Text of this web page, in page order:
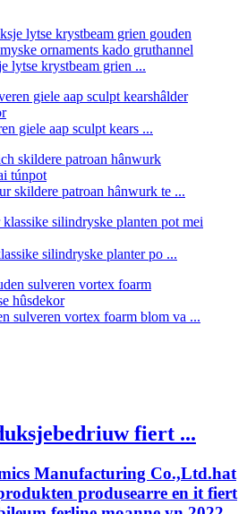
lytse krystbeam grien ...
giele aap sculpt kears ...
skildere patroan hânwurk te ...
silindryske planter po ...
sulveren vortex foarm blom va ...
fiert ...
Manufacturing Co.,Ltd.hat
produsearre en it fiert